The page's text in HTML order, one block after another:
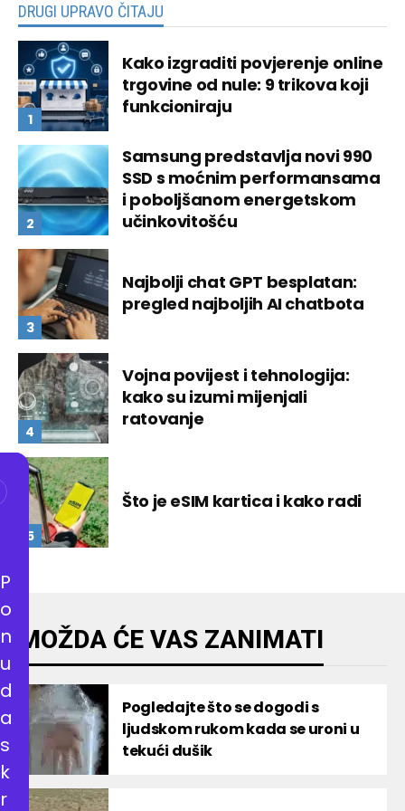
DRUGI UPRAVO ČITAJU
Kako izgraditi povjerenje online
trgovine od nule: 9 trikova koji
funkcioniraju
Samsung predstavlja novi 990
SSD s moćnim performansama
i poboljšanom energetskom
učinkovitošću
Najbolji chat GPT besplatan:
pregled najboljih AI chatbota
Vojna povijest i tehnologija:
kako su izumi mijenjali
ratovanje
Što je eSIM kartica i kako radi
MOŽDA ĆE VAS ZANIMATI
Pogledajte što se dogodi s
ljudskom rukom kada se uroni u
tekući dušik
P
o
n
u
d
a
s
k
r